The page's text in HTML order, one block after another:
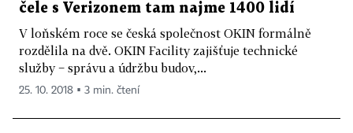
čele s Verizonem tam najme 1400 lidí
V loňském roce se česká společnost OKIN formálně
rozdělila na dvě. OKIN Facility zajišťuje technické
služby − správu a údržbu budov,...
25. 10. 2018 ▪ 3 min. čtení